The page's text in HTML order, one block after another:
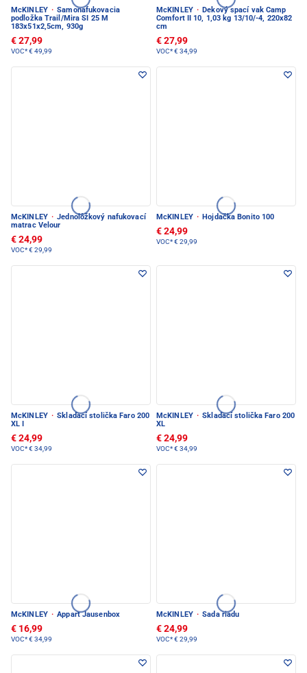
McKINLEY · Samonafukovacia
podložka Trail/Mira SI 25 M
183x51x2,5cm, 930g
€ 27,99
VOC*€ 49,99
McKINLEY · Dekový spací vak Camp
Comfort II 10, 1,03 kg 13/10/-4, 220x82
cm
€ 27,99
VOC*€ 34,99
McKINLEY · Jednolôžkový nafukovací
matrac Velour
€ 24,99
VOC*€ 29,99
McKINLEY · Hojdačka Bonito 100
€ 24,99
VOC*€ 29,99
McKINLEY · Skladací stolička Faro 200
XL I
€ 24,99
VOC*€ 34,99
McKINLEY · Skladací stolička Faro 200
XL
€ 24,99
VOC*€ 34,99
McKINLEY · Appart Jausenbox
€ 16,99
VOC*€ 34,99
McKINLEY · Sada riadu
€ 24,99
VOC*€ 29,99